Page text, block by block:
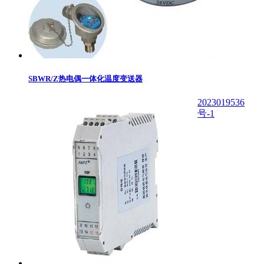
SBWR/Z热电偶一体化温度变送器
2023019536
号-1